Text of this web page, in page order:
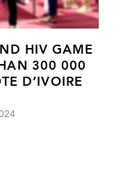
HIV GAME
300 000
D’IVOIRE